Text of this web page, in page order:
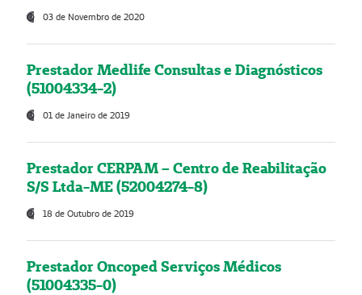
03 de Novembro de 2020
Prestador Medlife Consultas e Diagnósticos
(51004334-2)
01 de Janeiro de 2019
Prestador CERPAM – Centro de Reabilitação
S/S Ltda-ME (52004274-8)
18 de Outubro de 2019
Prestador Oncoped Serviços Médicos
(51004335-0)